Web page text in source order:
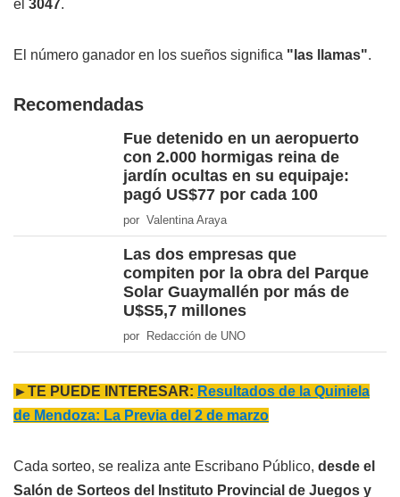
el 3047.
El número ganador en los sueños significa "las llamas".
Recomendadas
Fue detenido en un aeropuerto
con 2.000 hormigas reina de
jardín ocultas en su equipaje:
pagó US$77 por cada 100
por Valentina Araya
Las dos empresas que
compiten por la obra del Parque
Solar Guaymallén por más de
U$S5,7 millones
por Redacción de UNO
►TE PUEDE INTERESAR: Resultados de la Quiniela
de Mendoza: La Previa del 2 de marzo
Cada sorteo, se realiza ante Escribano Público, desde el
Salón de Sorteos del Instituto Provincial de Juegos y